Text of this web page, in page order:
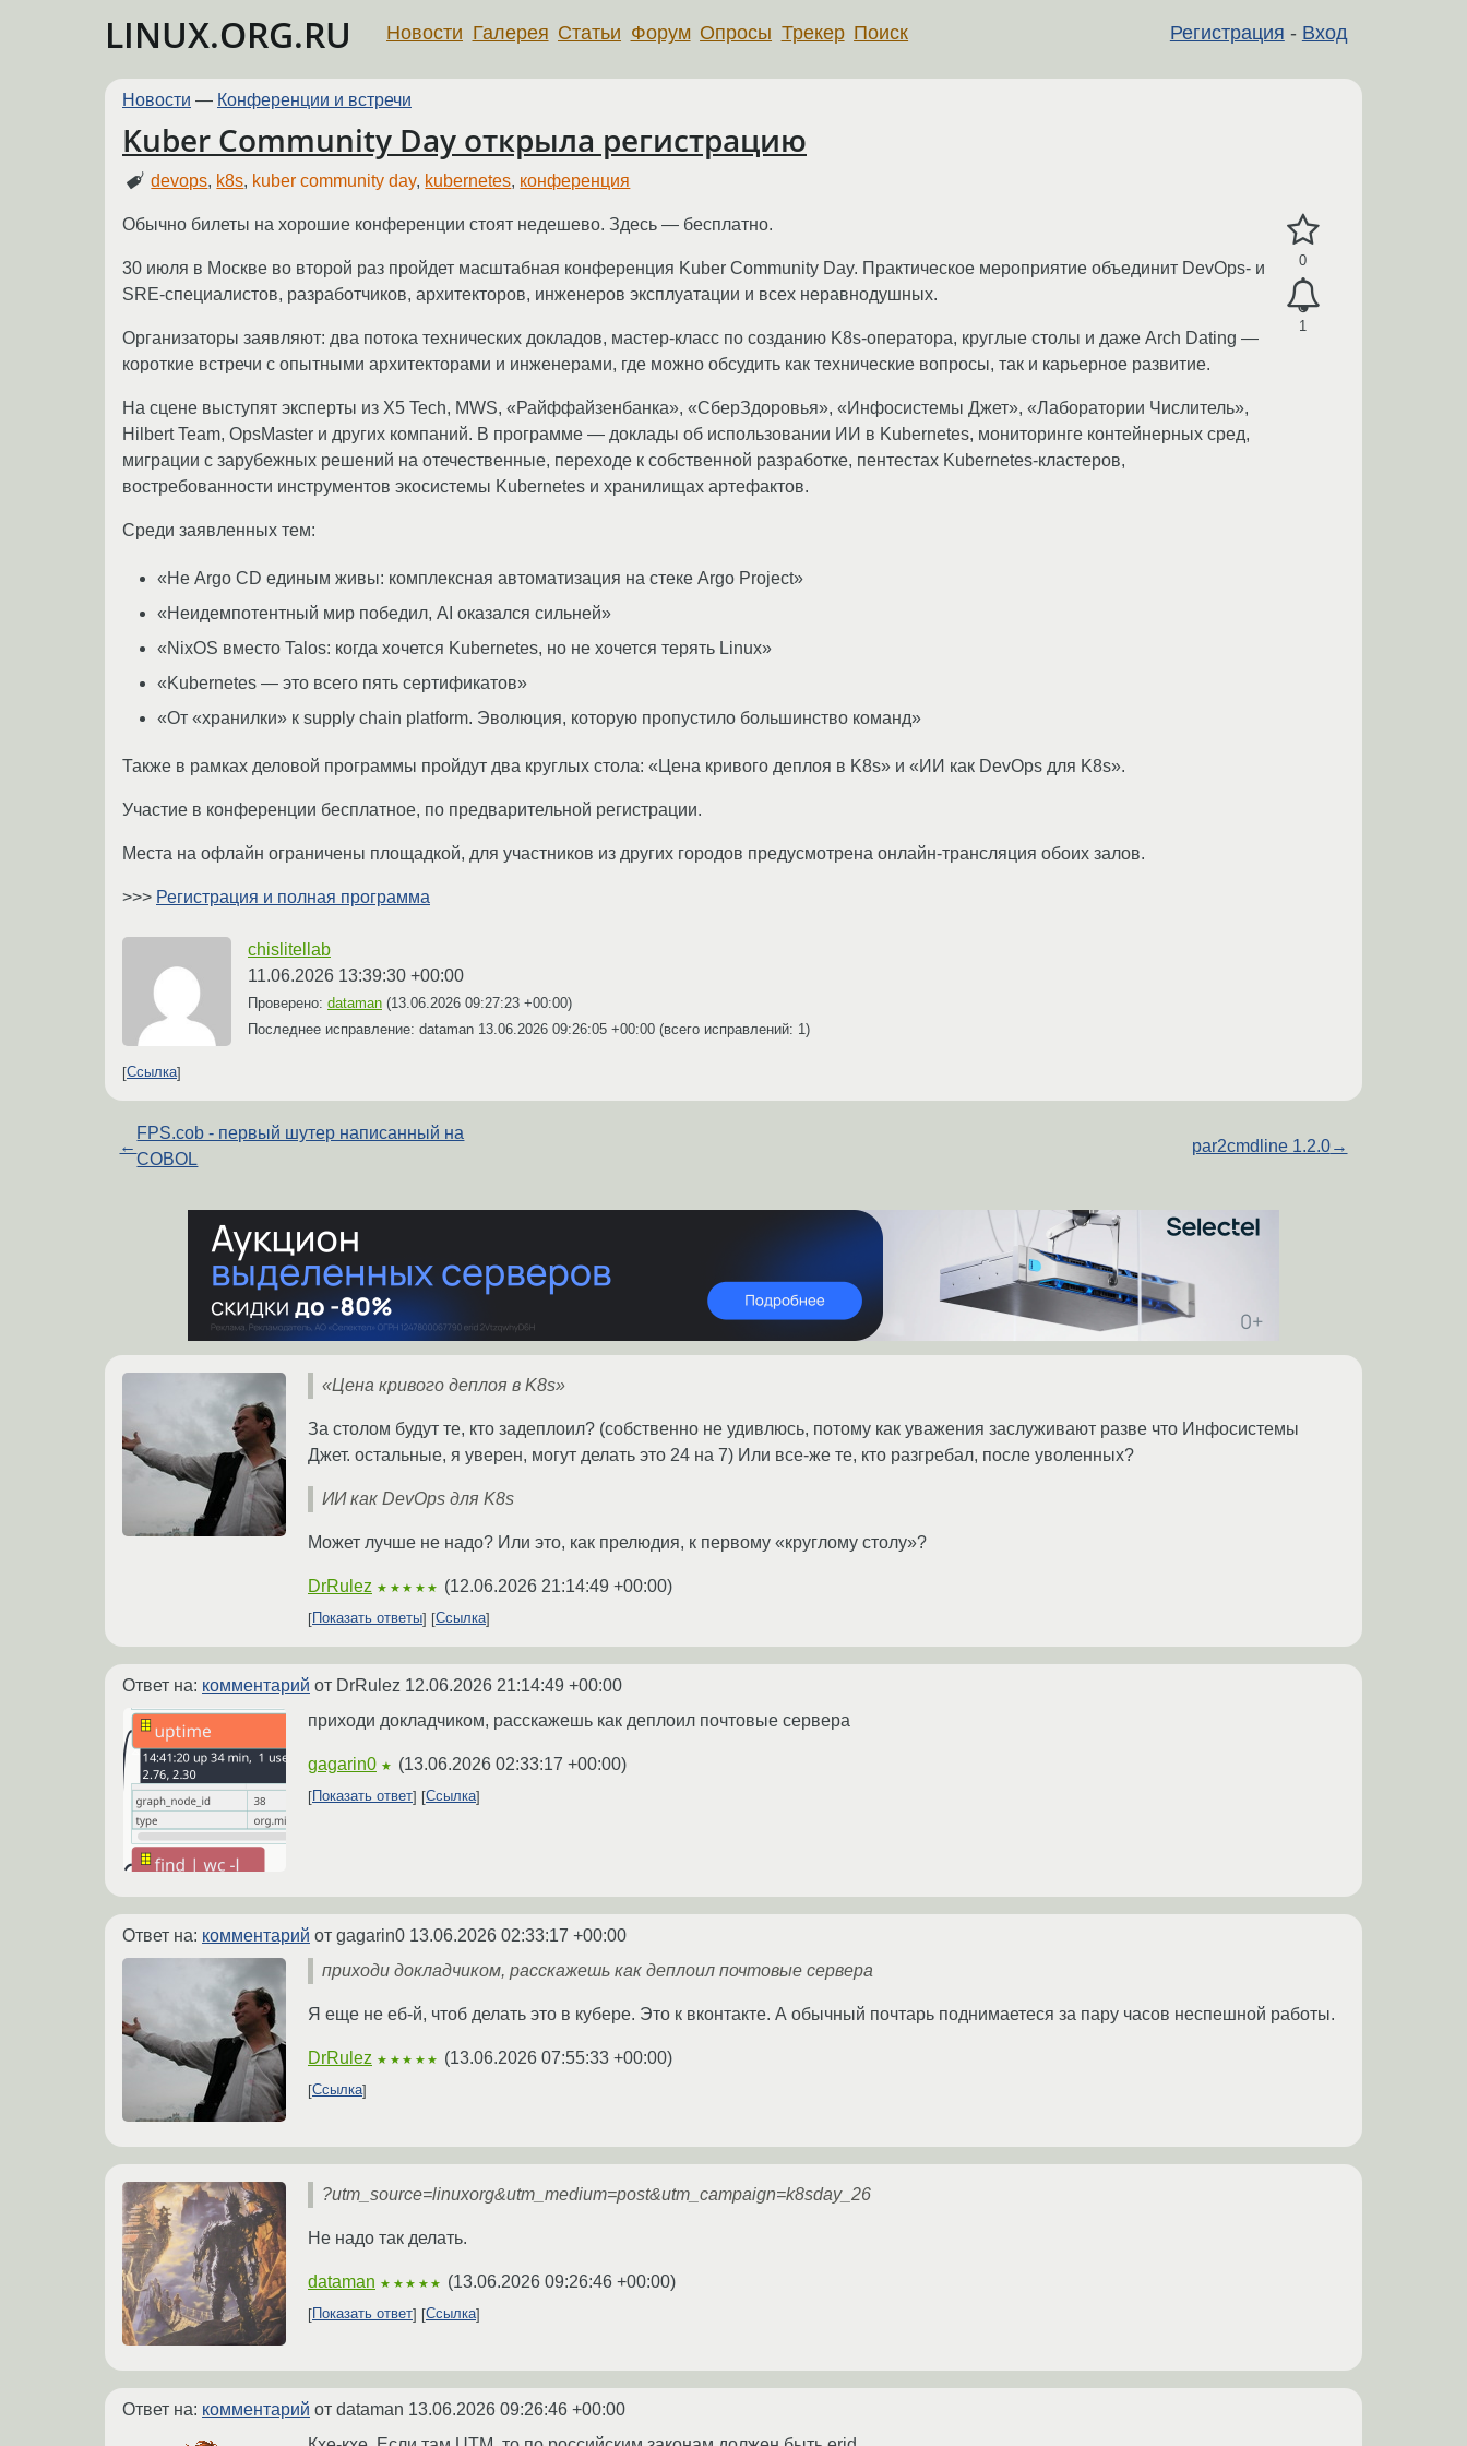
LINUX.ORG.RU Регистрация - Вход
Новости Галерея Статьи Форум Опросы Трекер Поиск
Новости — Конференции и встречи
Kuber Community Day открыла регистрацию
devops, k8s, kuber community day, kubernetes, конференция
0
1
Обычно билеты на хорошие конференции стоят недешево. Здесь — бесплатно.
30 июля в Москве во второй раз пройдет масштабная конференция Kuber Community Day. Практическое мероприятие объединит DevOps- и
SRE-специалистов, разработчиков, архитекторов, инженеров эксплуатации и всех неравнодушных.
Организаторы заявляют: два потока технических докладов, мастер-класс по созданию K8s-оператора, круглые столы и даже Arch Dating —
короткие встречи с опытными архитекторами и инженерами, где можно обсудить как технические вопросы, так и карьерное развитие.
На сцене выступят эксперты из X5 Tech, MWS, «Райффайзенбанка», «СберЗдоровья», «Инфосистемы Джет», «Лаборатории Числитель»,
Hilbert Team, OpsMaster и других компаний. В программе — доклады об использовании ИИ в Kubernetes, мониторинге контейнерных сред,
миграции с зарубежных решений на отечественные, переходе к собственной разработке, пентестах Kubernetes-кластеров,
востребованности инструментов экосистемы Kubernetes и хранилищах артефактов.
Среди заявленных тем:
«Не Argo CD единым живы: комплексная автоматизация на стеке Argo Project»
«Неидемпотентный мир победил, AI оказался сильней»
«NixOS вместо Talos: когда хочется Kubernetes, но не хочется терять Linux»
«Kubernetes — это всего пять сертификатов»
«От «хранилки» к supply chain platform. Эволюция, которую пропустило большинство команд»
Также в рамках деловой программы пройдут два круглых стола: «Цена кривого деплоя в K8s» и «ИИ как DevOps для K8s».
Участие в конференции бесплатное, по предварительной регистрации.
Места на офлайн ограничены площадкой, для участников из других городов предусмотрена онлайн-трансляция обоих залов.
>>> Регистрация и полная программа
chislitellab
11.06.2026 13:39:30 +00:00
Проверено: dataman (13.06.2026 09:27:23 +00:00)
Последнее исправление: dataman 13.06.2026 09:26:05 +00:00 (всего исправлений: 1)
Ссылка
←
FPS.cob - первый шутер написанный на
COBOL
par2cmdline 1.2.0→
«Цена кривого деплоя в K8s»
За столом будут те, кто задеплоил? (собственно не удивлюсь, потому как уважения заслуживают разве что Инфосистемы
Джет. остальные, я уверен, могут делать это 24 на 7) Или все-же те, кто разгребал, после уволенных?
ИИ как DevOps для K8s
Может лучше не надо? Или это, как прелюдия, к первому «круглому столу»?
DrRulez ★★★★★ (12.06.2026 21:14:49 +00:00)
Показать ответы Ссылка
Ответ на: комментарий от DrRulez 12.06.2026 21:14:49 +00:00
приходи докладчиком, расскажешь как деплоил почтовые сервера
gagarin0 ★ (13.06.2026 02:33:17 +00:00)
Показать ответ Ссылка
Ответ на: комментарий от gagarin0 13.06.2026 02:33:17 +00:00
приходи докладчиком, расскажешь как деплоил почтовые сервера
Я еще не еб-й, чтоб делать это в кубере. Это к вконтакте. А обычный почтарь поднимаетеся за пару часов неспешной работы.
DrRulez ★★★★★ (13.06.2026 07:55:33 +00:00)
Ссылка
?utm_source=linuxorg&utm_medium=post&utm_campaign=k8sday_26
Не надо так делать.
dataman ★★★★★ (13.06.2026 09:26:46 +00:00)
Показать ответ Ссылка
Ответ на: комментарий от dataman 13.06.2026 09:26:46 +00:00